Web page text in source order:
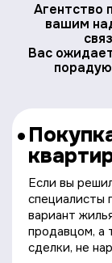
Агентство
вашим
Вас
Если вы
специалисты
вариант
продавцом, а
сделки, не